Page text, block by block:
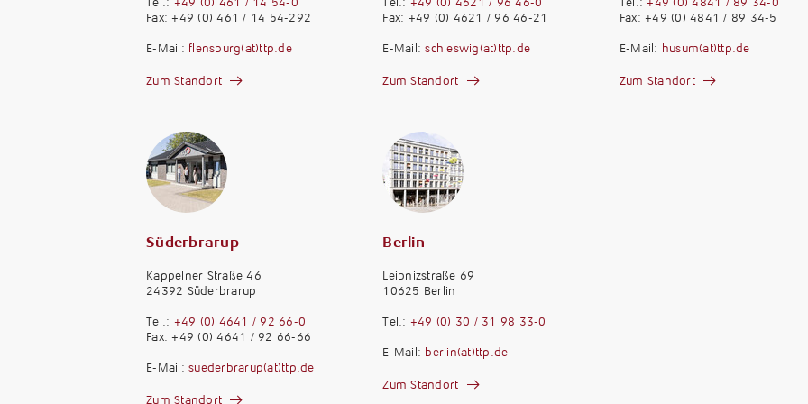
Fax: +49 (0) 461 / 14 54-292
E-Mail: flensburg(at)ttp.de
Zum Standort
Fax: +49 (0) 4621 / 96 46-21
E-Mail:schleswig(at)ttp.de
Zum Standort
Fax: +49 (0) 4841 / 89 34-5
E-Mail: husum(at)ttp.de
Zum Standort
Süderbrarup
Kappelner Straße 46
24392 Süderbrarup
Tel.: +49 (0) 4641 / 92 66-0
Fax: +49 (0) 4641 / 92 66-66
E-Mail: suederbrarup(at)ttp.de
Zum Standort
Berlin
Leibnizstraße 69
10625 Berlin
Tel.: +49 (0) 30 / 31 98 33-0
E-Mail: berlin(at)ttp.de
Zum Standort